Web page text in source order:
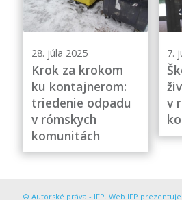
28. júla 2025
Krok za krokom
ku kontajnerom:
triedenie odpadu
v rómskych
komunitách
7.
v
© Autorské práva - IFP. Web IFP